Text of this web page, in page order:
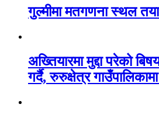
गुल्मीमा मतगणना स्थल
अख्तियारमा मुद्दा परेको
गर्दै, रुरुक्षेत्र